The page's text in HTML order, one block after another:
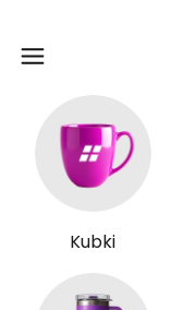
Kubki